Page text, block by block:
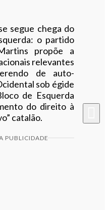
segue chega do
o partido
propõe a
relevantes
de auto-
sob égide
de Esquerda
do direito à
catalão.
PUBLICIDADE